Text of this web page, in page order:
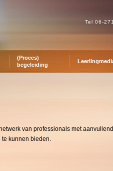
Tel 06-
(Proces)
begeleiding
van professionals met
kunnen bieden.